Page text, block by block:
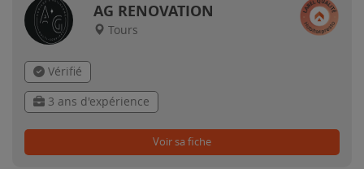
AG RENOVATION
Tours
Vérifié
3 ans d'expérience
Voir sa fiche